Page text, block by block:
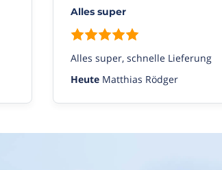
Alles super
Alles super, schnelle Lieferung
Heute Matthias Rödger